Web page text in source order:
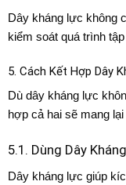
Dây kháng lực không
kiểm soát quá trình
5. Cách Kết Hợp Dây
Dù dây kháng lực
hợp cả hai sẽ mang
5.1. Dùng Dây
Dây kháng lực giúp